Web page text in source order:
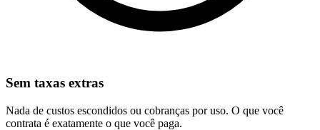
Sem taxas extras
Nada de custos escondidos ou cobranças por uso. O que você
contrata é exatamente o que você paga.